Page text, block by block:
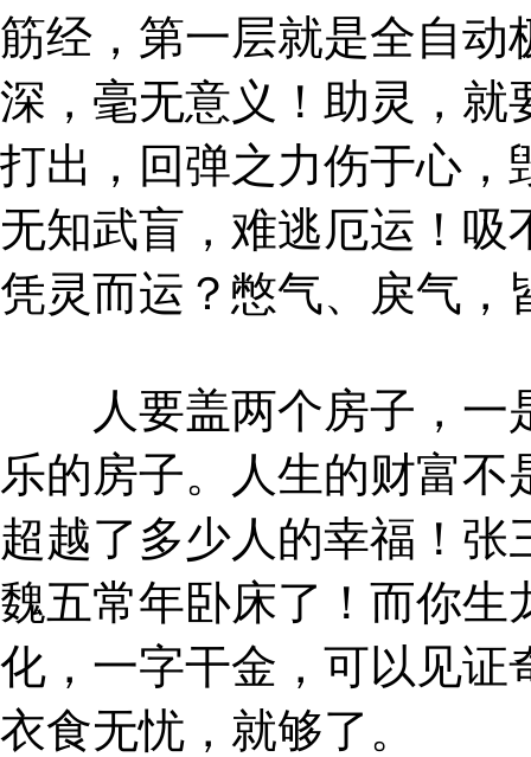
筋经，第一层就是全自动
深，毫无意义！助灵，就
打出，回弹之力伤于心，
无知武盲，难逃厄运！
凭灵而运？憋气、戾气，
人要盖两个房子，一
乐的房子。人生的财富
超越了多少人的幸福！
魏五常年卧床了！而你生
化，一字干金，可以见证
衣食无忧，就够了。